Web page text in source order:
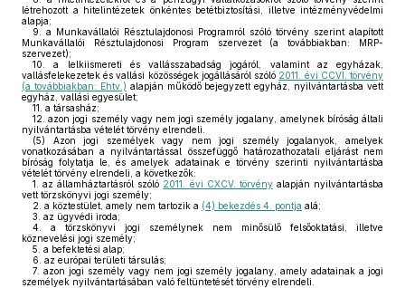
létrehozott a hitelintézetek önkéntes betétbiztosítási, illetve intézményvédelmi
alapja;
9.
a Munkavállalói Résztulajdonosi Programról szóló törvény szerint alapított
Munkavállalói Résztulajdonosi Program szervezet (a továbbiakban: MRP-
szervezet);
10.
a lelkiismereti és vallásszabadság jogáról, valamint az egyházak,
vallásfelekezetek és vallási közösségek jogállásáról szóló 2011. évi CCVI. törvény
(a továbbiakban: Ehtv.) alapján működő bejegyzett egyház, nyilvántartásba vett
egyház, vallási egyesület;
11. a társasház;
12. azon jogi személy vagy nem jogi személy jogalany, amelynek bíróság általi
nyilvántartásba vételét törvény elrendeli.
(5) Azon jogi személyek vagy nem jogi személy jogalanyok, amelyek
vonatkozásában a nyilvántartással összefüggő határozathozatali eljárást nem
bíróság folytatja le, és amelyek adatainak e törvény szerinti nyilvántartásba
vételét törvény elrendeli, a következők:
1.
az államháztartásról szóló 2011. évi CXCV. törvényalapján nyilvántartásba
vett törzskönyvi jogi személy;
2. a köztestület, amely nem tartozik a (4) bekezdés 4. pontja alá;
3. az ügyvédi iroda;
4.
a törzskönyvi jogi személynek nem minősülő felsőoktatási, illetve
köznevelési jogi személy;
5. a befektetési alap;
6. az európai területi társulás;
7. azon jogi személy vagy nem jogi személy jogalany, amely adatainak a jogi
személyek nyilvántartásában való feltüntetését törvény elrendeli.